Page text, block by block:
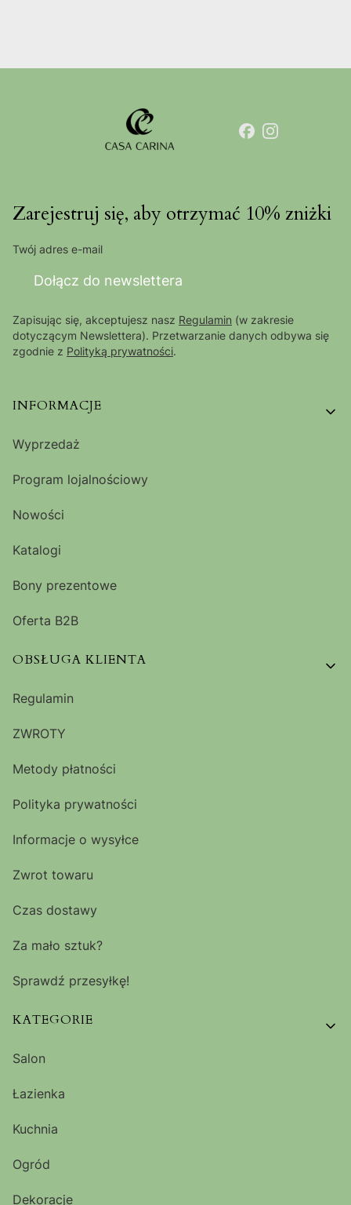
Zarejestruj się, aby otrzymać 10% zniżki
Twój adres e-mail
Dołącz do newslettera
Zapisując się, akceptujesz nasz Regulamin (w zakresie
dotyczącym Newslettera). Przetwarzanie danych odbywa się
zgodnie z Polityką prywatności.
Linki w stopce
INFORMACJE
Wyprzedaż
Program lojalnościowy
Nowości
Katalogi
Bony prezentowe
Oferta B2B
OBSŁUGA KLIENTA
Regulamin
ZWROTY
Metody płatności
Polityka prywatności
Informacje o wysyłce
Zwrot towaru
Czas dostawy
Za mało sztuk?
Sprawdź przesyłkę!
KATEGORIE
Salon
Łazienka
Kuchnia
Ogród
Dekoracje